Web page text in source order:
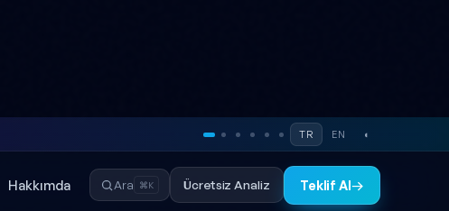
TR EN ◐
Hakkımda Ara ⌘K Ücretsiz Analiz Teklif Al→